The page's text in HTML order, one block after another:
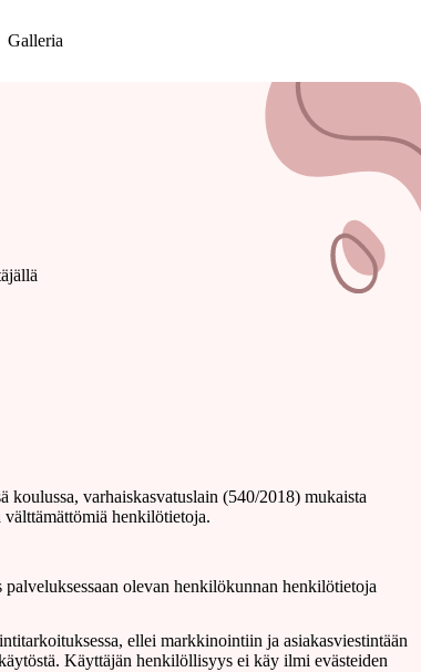
Galleria
koulussa, varhaiskasvatuslain (540/2018) mukaista
välttämättömiä henkilötietoja.
olevan henkilökunnan henkilötietoja
ellei markkinointiin ja asiakasviestintään
Käyttäjän henkilöllisyys ei käy ilmi evästeiden